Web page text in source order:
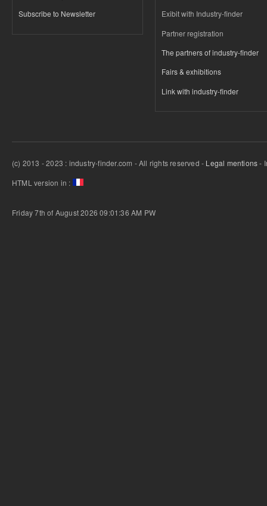
Subscribe to Newsletter
Exibit with Industry-finder
Partner registration
The partners of industry-finder
Fairs & exhibitions
Link with industry-finder
(c) 2013 - 2023 : industry-finder.com - All rights reserved - Legal mentions-
HTML version in :
Friday 7th of August 2026 09:01:36 AM PW